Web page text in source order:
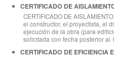
CERTIFICADO DE
CERTIFICADO DE
el constructor, el proyectista, el
ejecución de la obra (para
solicitada con fecha posterior al
CERTIFICADO DE EFICIENCIA